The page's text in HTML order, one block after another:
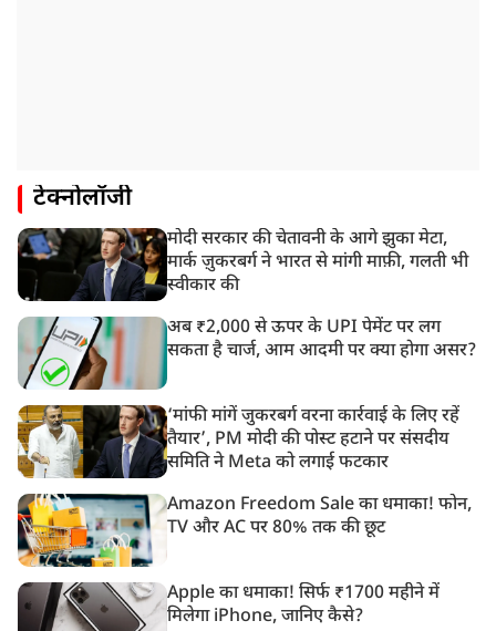
टेक्नोलॉजी
मोदी सरकार की चेतावनी के आगे झुका मेटा,
मार्क ज़ुकरबर्ग ने भारत से मांगी माफ़ी, गलती भी
स्वीकार की
अब ₹2,000 से ऊपर के UPI पेमेंट पर लग
सकता है चार्ज, आम आदमी पर क्या होगा असर?
‘मांफी मांगें जुकरबर्ग वरना कार्रवाई के लिए रहें
तैयार’, PM मोदी की पोस्ट हटाने पर संसदीय
समिति ने Meta को लगाई फटकार
Amazon Freedom Sale का धमाका! फोन,
TV और AC पर 80% तक की छूट
Apple का धमाका! सिर्फ ₹1700 महीने में
मिलेगा iPhone, जानिए कैसे?